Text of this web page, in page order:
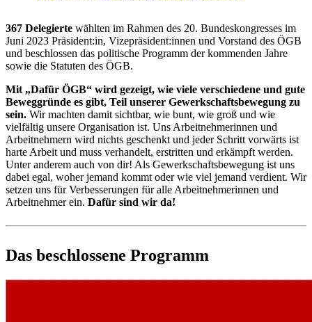
367 Delegierte wählten im Rahmen des 20. Bundeskongresses im
Juni 2023 Präsident:in, Vizepräsident:innen und Vorstand des ÖGB
und beschlossen das politische Programm der kommenden Jahre
sowie die Statuten des ÖGB.
Mit „Dafür ÖGB“ wird gezeigt, wie viele verschiedene und gute
Beweggründe es gibt, Teil unserer Gewerkschaftsbewegung zu
sein. Wir machten damit sichtbar, wie bunt, wie groß und wie
vielfältig unsere Organisation ist. Uns Arbeitnehmerinnen und
Arbeitnehmern wird nichts geschenkt und jeder Schritt vorwärts ist
harte Arbeit und muss verhandelt, erstritten und erkämpft werden.
Unter anderem auch von dir! Als Gewerkschaftsbewegung ist uns
dabei egal, woher jemand kommt oder wie viel jemand verdient. Wir
setzen uns für Verbesserungen für alle Arbeitnehmerinnen und
Arbeitnehmer ein. Dafür sind wir da!
Das beschlossene Programm